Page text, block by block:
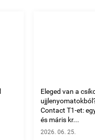
Eleged van a
Contact T1-et:
és máris kr...
2026. 06. 25.